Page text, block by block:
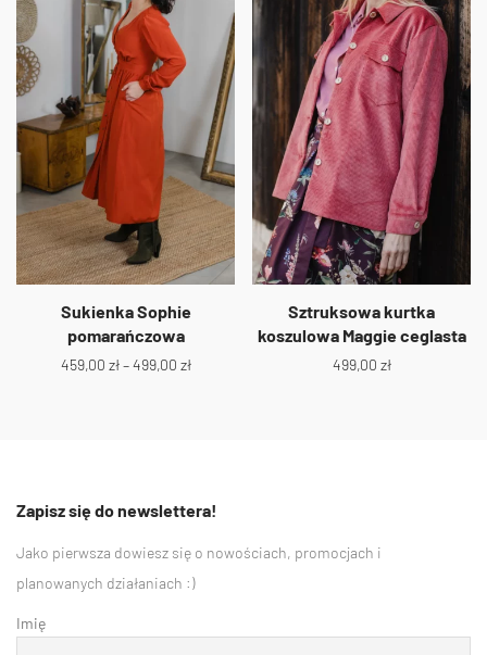
Sukienka Sophie
pomarańczowa
459,00 zł – 499,00 zł
Sztruksowa kurtka
koszulowa Maggie ceglasta
499,00 zł
Zapisz się do newslettera!
Jako pierwsza dowiesz się o nowościach, promocjach i
planowanych działaniach :)
Imię